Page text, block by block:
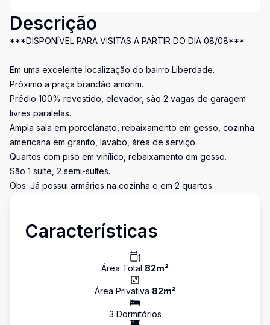
Descrição
***DISPONÍVEL PARA VISITAS A PARTIR DO DIA 08/08***
Em uma excelente localização do bairro Liberdade.
Próximo a praça brandão amorim.
Prédio 100% revestido, elevador, são 2 vagas de garagem
livres paralelas.
Ampla sala em porcelanato, rebaixamento em gesso, cozinha
americana em granito, lavabo, área de serviço.
Quartos com piso em vinílico, rebaixamento em gesso.
São 1 suíte, 2 semi-suítes.
Obs: Já possui armários na cozinha e em 2 quartos.
Características
Área Total 82m²
Área Privativa 82m²
3 Dormitórios